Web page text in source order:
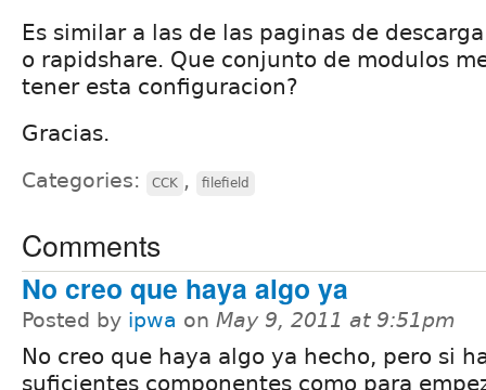
Es similar a las de las paginas de
o rapidshare. Que conjunto de modulos
tener esta configuracion?
Gracias.
Categories: CCK , filefield
Comments
No creo que haya algo ya
Posted by ipwa on May 9, 2011 at 9:51pm
No creo que haya algo ya hecho, pero si
suficientes componentes como para